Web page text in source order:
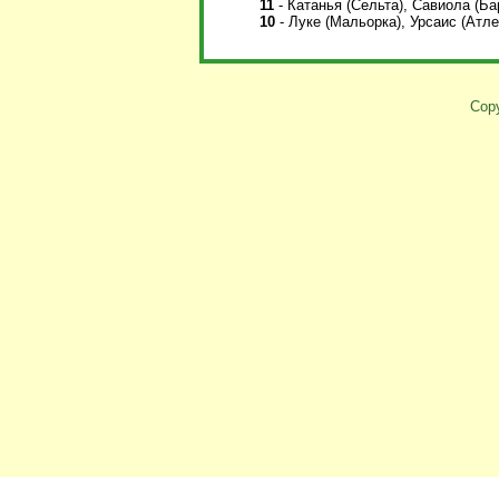
11 - Катанья (Сельта), Савиола
10 - Луке (Мальорка), Урсаис